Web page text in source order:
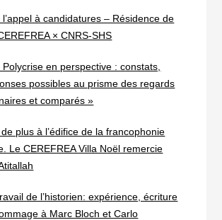
à candidatures – Résidence de
× CNRS-SHS
en perspective : constats,
possibles au prisme des regards
et comparés »
plus à l’édifice de la francophonie
Le CEREFREA Villa Noël remercie
de l’historien: expérience, écriture
à Marc Bloch et Carlo